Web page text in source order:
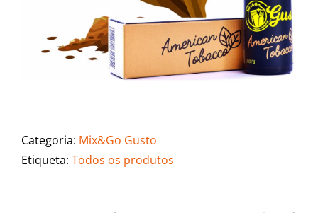
Categoria: Mix&Go Gusto
Etiqueta: Todos os produtos